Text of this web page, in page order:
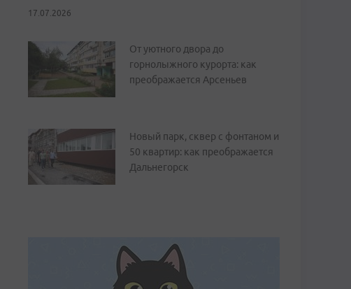
17.07.2026
От уютного двора до
горнолыжного курорта: как
преображается Арсеньев
Новый парк, сквер с фонтаном и
50 квартир: как преображается
Дальнегорск